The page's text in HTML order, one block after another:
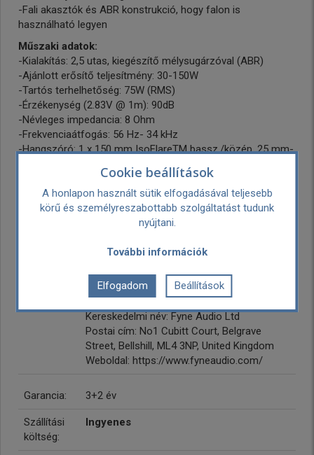
-Fali akasztók és ABR konstrukció, hogy falon is
használható legyen
Műszaki adatok:
-Kialakítás: 2,5 utas, kiegészítő mélysugárzóval (ABR)
-Ajánlott erősítő teljesítmény: 30-150W
-Tartós terhelhetőség: 75W (RMS)
-Érzékenység (2.83V @ 1m): 90dB
-Névleges impedancia: 8 Ohm
-Frekvenciaátfogás: 56 Hz- 34 kHz
-Hangszóró: 1 x 150 mm IsoFlareTM bassz./közép, 25 mm-
-Keresztezési frekvencia: 250 Hz & 1.7 kHz
-Keresztváltó: 2.rendű aluláteresztő, 1.rendű felüláteresztő
-Méretek (mag. x szél. x mély.): 200 x 530 x 152 mm
-Kabinetburkolat: Nagy merevségű MDF
Hivatalos magyar márkaszerviz garancia.
Fyne Audio
Kereskedelmi név: Fyne Audio Ltd
Postai cím: No1 Cubitt Court, Belgrave
Street, Bellshill, ML4 3NP, United Kingdom
Weboldal: https://www.fyneaudio.com/
Garancia: 3+2 év
Szállítási
költség:
Ingyenes
Cookie beállítások
A honlapon használt sütik elfogadásával teljesebb
körű és személyreszabottabb szolgáltatást tudunk
nyújtani.
További információk
Elfogadom Beállítások